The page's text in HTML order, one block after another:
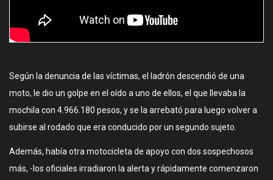
Según la denuncia de las víctimas, el ladrón descendió de una
moto, le dio un golpe en el oído a uno de ellos, el que llevaba la
mochila con 4.966.180 pesos, y se la arrebató para luego volver a
subirse al rodado que era conducido por un segundo sujeto.
Además, había otra motocicleta de apoyo con dos sospechosos
más, -los oficiales irradiaron la alerta y rápidamente comenzaron